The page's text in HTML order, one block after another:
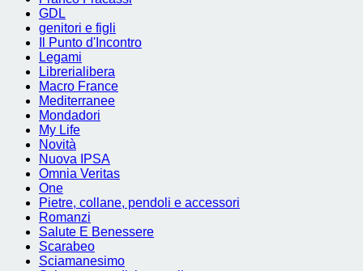
GDL
genitori e figli
Il Punto d'Incontro
Legami
Librerialibera
Macro France
Mediterranee
Mondadori
My Life
Novità
Nuova IPSA
Omnia Veritas
One
Pietre, collane, pendoli e accessori
Romanzi
Salute E Benessere
Scarabeo
Sciamanesimo